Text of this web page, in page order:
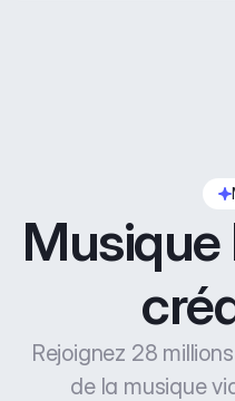
Musique
Rejoignez 28
de la musique